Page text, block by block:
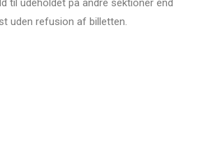
til udeholdet på andre sektioner end
uden refusion af billetten.